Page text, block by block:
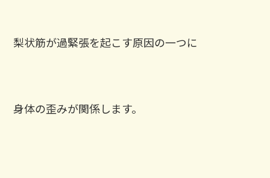
梨状筋が過緊張を起こす原因の一つに
身体の歪みが関係します。